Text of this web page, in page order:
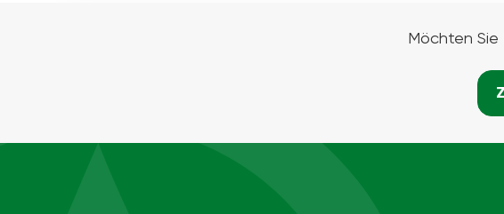
Möchten